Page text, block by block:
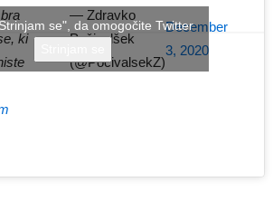
ki
— Zdravko
Počivalšek
(@PocivalsekZ)
December
3, 2020
se", da omogočite Twitter